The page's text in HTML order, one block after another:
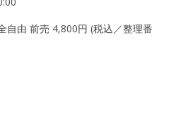
自由 前売 4,800円 (税込／整理番